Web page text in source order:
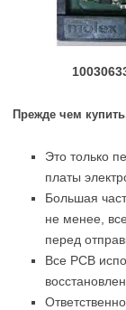
Прежде чем
Это только
платы
Большая
не менее,
перед
Все PCB